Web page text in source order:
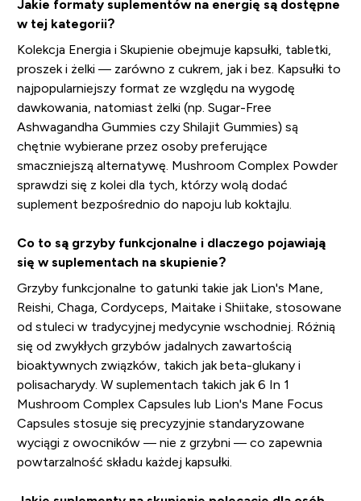
Jakie formaty suplementów na energię są dostępne
w tej kategorii?
Kolekcja Energia i Skupienie obejmuje kapsułki, tabletki,
proszek i żelki — zarówno z cukrem, jak i bez. Kapsułki to
najpopularniejszy format ze względu na wygodę
dawkowania, natomiast żelki (np. Sugar-Free
Ashwagandha Gummies czy Shilajit Gummies) są
chętnie wybierane przez osoby preferujące
smaczniejszą alternatywę. Mushroom Complex Powder
sprawdzi się z kolei dla tych, którzy wolą dodać
suplement bezpośrednio do napoju lub koktajlu.
Co to są grzyby funkcjonalne i dlaczego pojawiają
się w suplementach na skupienie?
Grzyby funkcjonalne to gatunki takie jak Lion's Mane,
Reishi, Chaga, Cordyceps, Maitake i Shiitake, stosowane
od stuleci w tradycyjnej medycynie wschodniej. Różnią
się od zwykłych grzybów jadalnych zawartością
bioaktywnych związków, takich jak beta-glukany i
polisacharydy. W suplementach takich jak 6 In 1
Mushroom Complex Capsules lub Lion's Mane Focus
Capsules stosuje się precyzyjnie standaryzowane
wyciągi z owocników — nie z grzybni — co zapewnia
powtarzalność składu każdej kapsułki.